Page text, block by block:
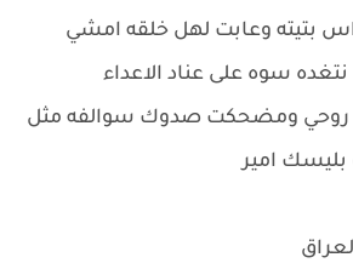
بتيته وعابت لهل خلقه امشي
سوه على عناد الاعداء
روحي ومضحكت صدوك سوالفه مثل
بليسك امير